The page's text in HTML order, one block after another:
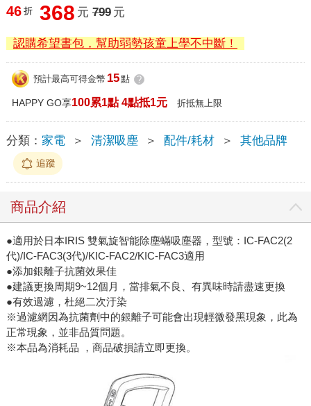
46 折 368 元 799 元
認購希望書包，幫助弱勢孩童上學不中斷！
預計最高可得金幣 15點 ?
HAPPY GO享100累1點 4點抵1元 折抵無上限
分類： 家電 ＞ 清潔吸塵 ＞ 配件/耗材 ＞ 其他品牌
追蹤
商品介紹
●適用於日本IRIS 雙氣旋智能除塵蟎吸塵器，型號：IC-FAC2(2
代)/IC-FAC3(3代)/KIC-FAC2/KIC-FAC3適用
●添加銀離子抗菌效果佳
●建議更換周期9~12個月，當排氣不良、有異味時請盡速更換
●有效過濾，杜絕二次汙染
※過濾網因為抗菌劑中的銀離子可能會出現輕微發黑現象，此為
正常現象，並非品質問題。
※本品為消耗品 ，商品破損請立即更換。